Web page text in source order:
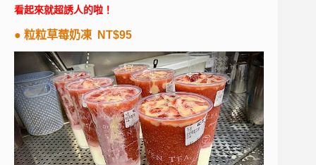
看起來就超誘人的啦！
● 粒粒草莓奶凍 NT$95